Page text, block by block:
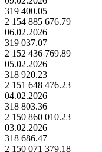
319 400.05
2 154 885 676.79
06.02.2026
319 037.07
2 152 436 769.89
05.02.2026
318 920.23
2 151 648 476.23
04.02.2026
318 803.36
2 150 860 010.23
03.02.2026
318 686.47
2 150 071 379.18